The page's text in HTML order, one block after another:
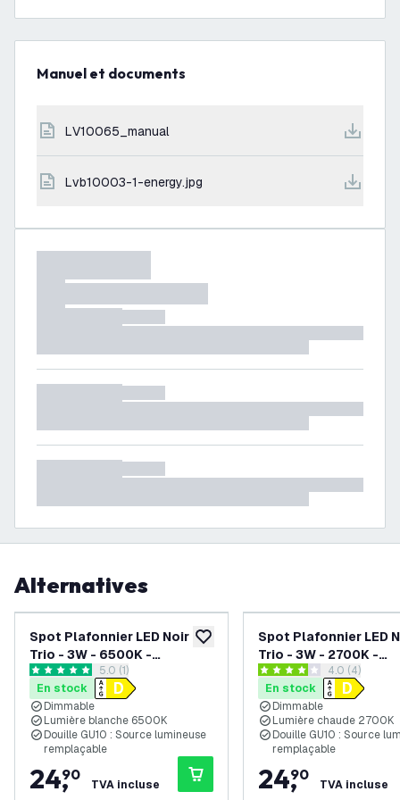
Manuel et documents
LV10065_manual
lvb10003-1-energy.jpg
Alternatives
ajouter à la liste de souhaits
Spot Plafonnier LED Noir
Trio - 3W - 6500K -
Inclinableouvrir le tiroir des avis
5 étoiles de notation
5.0 (1)
En stock
Dimmable
Lumière blanche 6500K
Douille GU10 : Source lumineuse
remplaçable
24,
90
TVA incluse
Spot Plafonnier LED
Trio - 3W - 2700K -
Inclinableouvrir le
4 étoiles de notation
4.0 (4)
En stock
Dimmable
Lumière chaude 2700K
Douille GU10 : Source
remplaçable
24,
90
TVA incluse